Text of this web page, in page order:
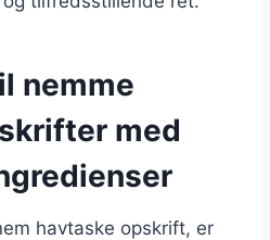
nemme
med
havtaske opskrift, er